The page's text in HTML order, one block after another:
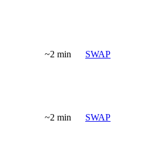
~2 min SWAP
~2 min SWAP